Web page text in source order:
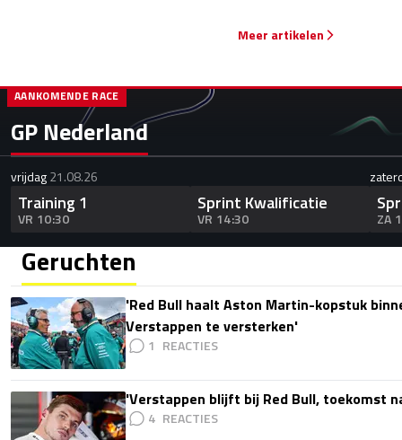
Meer artikelen
GP Nederland
AANKOMENDE RACE
vrijdag21.08.26
Training 1
VR 10:30
Sprint Kwalificatie
VR 14:30 ZA
Geruchten
'Red Bull haalt Aston Martin-kopstuk
Verstappen te versterken'
1
'Verstappen blijft bij Red Bull, toekomst
4